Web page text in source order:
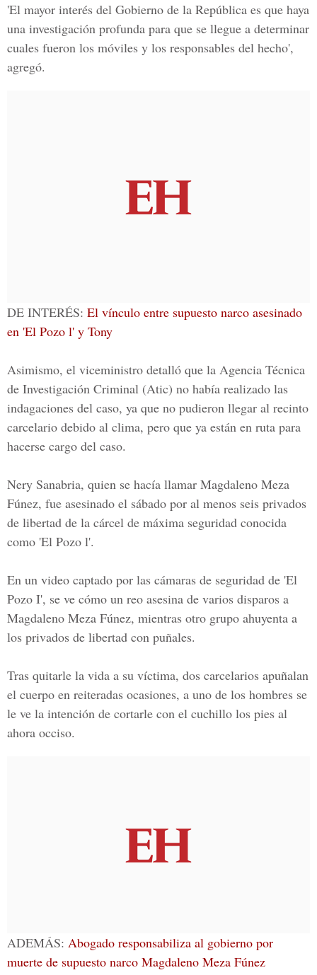
'El mayor interés del Gobierno de la República es que haya
una investigación profunda para que se llegue a determinar
cuales fueron los móviles y los responsables del hecho',
agregó.
DE INTERÉS: El vínculo entre supuesto narco asesinado
en 'El Pozo l' y Tony
Asimismo, el viceministro detalló que la Agencia Técnica
de Investigación Criminal (Atic) no había realizado las
indagaciones del caso, ya que no pudieron llegar al recinto
carcelario debido al clima, pero que ya están en ruta para
hacerse cargo del caso.
Nery Sanabria, quien se hacía llamar Magdaleno Meza
Fúnez, fue asesinado el sábado por al menos seis privados
de libertad de la cárcel de máxima seguridad conocida
como 'El Pozo l'.
En un video captado por las cámaras de seguridad de 'El
Pozo I', se ve cómo un reo asesina de varios disparos a
Magdaleno Meza Fúnez, mientras otro grupo ahuyenta a
los privados de libertad con puñales.
Tras quitarle la vida a su víctima, dos carcelarios apuñalan
el cuerpo en reiteradas ocasiones, a uno de los hombres se
le ve la intención de cortarle con el cuchillo los pies al
ahora occiso.
ADEMÁS: Abogado responsabiliza al gobierno por
muerte de supuesto narco Magdaleno Meza Fúnez